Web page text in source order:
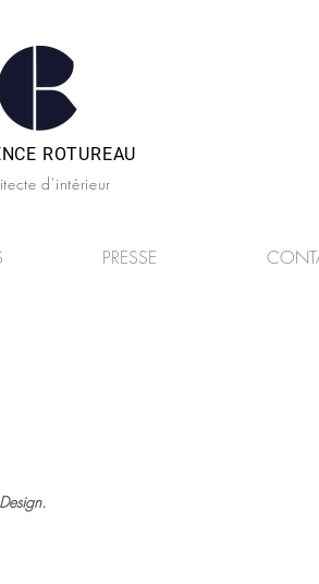
ROTUREAU
d'intérieur
PRESSE